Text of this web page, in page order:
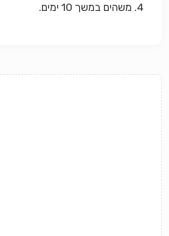
4. משהים במשך 10 ימים.